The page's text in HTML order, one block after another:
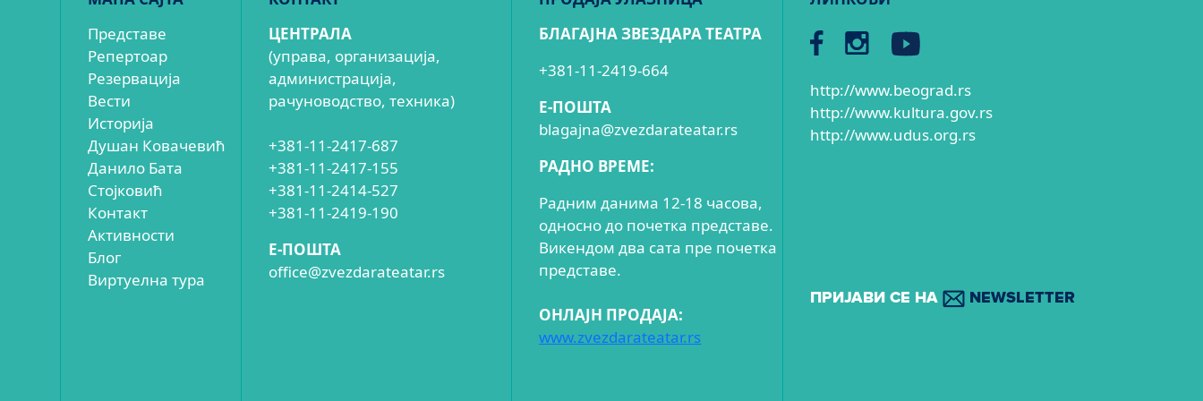
Представе
Репертоар
Резервација
Вести
Историја
Душан Ковачевић
Данило Бата
Стојковић
Контакт
Активности
Блог
Виртуелна тура
ЦЕНТРАЛА
(управа, организација,
администрација,
рачуноводство, техника)
+381-11-2417-687
+381-11-2417-155
+381-11-2414-527
+381-11-2419-190
E-ПОШТА
office@zvezdarateatar.rs
БЛАГАЈНА ЗВЕЗДАРА ТЕАТРА
+381-11-2419-664
E-ПОШТА
blagajna@zvezdarateatar.rs
РАДНО ВРЕМЕ:
Радним данима 12-18 часова,
односно до почетка представе.
Викендом два сата пре почетка
представе.
ОНЛАЈН ПРОДАЈА:
www.zvezdarateatar.rs
http://www.beograd.rs
http://www.kultura.gov.rs
http://www.udus.org.rs
ПРИЈАВИ СЕ НА NEWSLETTER